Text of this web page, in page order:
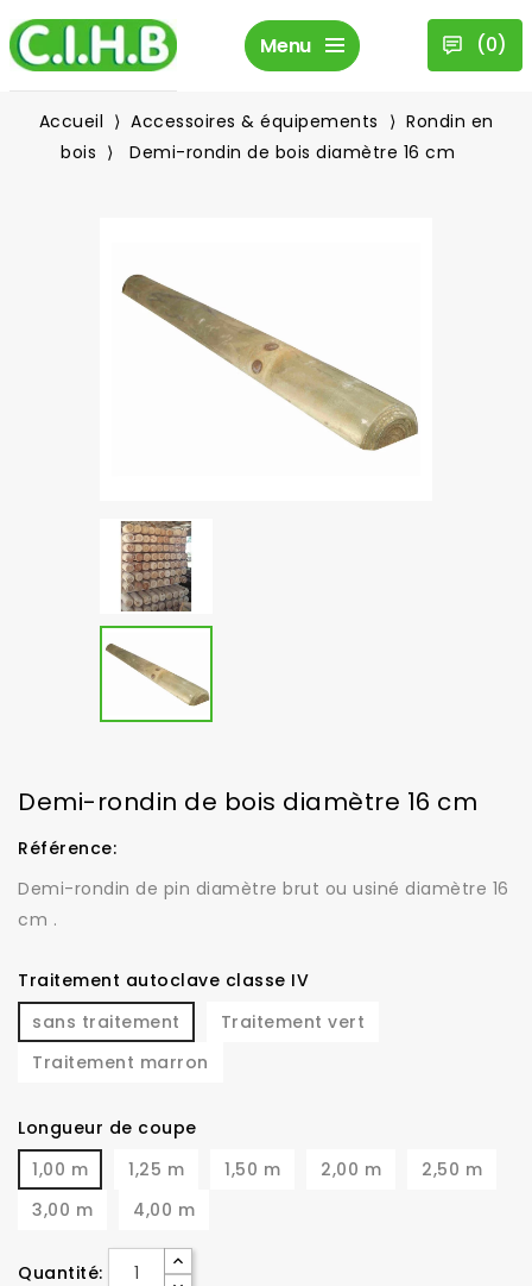
Menu (0)
Accueil Accessoires & équipements
Rondin en
bois
Demi-rondin de bois diamètre 16 cm
Demi-rondin de bois diamètre 16 cm
Référence:
Demi-rondin de pin diamètre brut ou usiné diamètre 16
cm .
Traitement autoclave classe IV
sans traitement
Traitement vert
Traitement marron
Longueur de coupe
1,00 m
1,25 m 1,50 m 2,00 m
2,50 m
3,00 m
4,00 m
Quantité: